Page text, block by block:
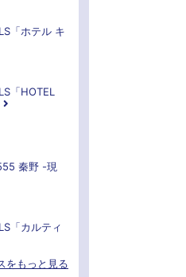
「ホテル キ
「HOTEL
秦野 -現
「カルティ
をもっと見る